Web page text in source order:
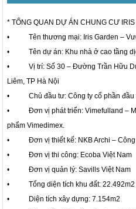
* TỔNG QUAN DỰ ÁN CHUNG CƯ
• Tên thương mại: Iris Garden –
• Tên dự án: Khu nhà ở cao tầng
• Vị trí: Số 30 – Đường Trần Hữu
Liêm, TP Hà Nội
• Chủ đầu tư: Công ty cổ phần đầu
• Đơn vị phát triển: Vimefulland –
phẩm Vimedimex.
• Đơn vị thiết kế: NKB Archi – Công
• Đơn vị thi công: Ecoba Việt Nam
• Đơn vị quản lý: Savills Việt Nam
• Tổng diện tích khu đất: 22.492m2
• Diện tích xây dựng: 7.154m2